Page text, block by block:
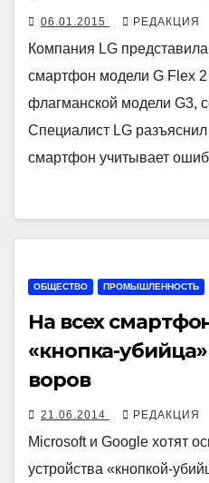
06.01.2015 РЕДАКЦИЯ
Компания LG
смартфон модели G Flex 2
флагманской модели G3,
Специалист LG
смартфон учитывает
ОБЩЕСТВО ПРОМЫШЛЕННОСТЬ
На всех
«кнопка-
воров
21.06.2014 РЕДАКЦИЯ
Microsoft и Google хотят
устройства «кнопкой-